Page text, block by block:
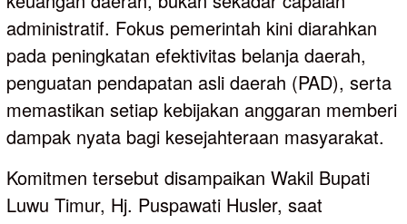
administratif. Fokus pemerintah kini diarahkan
pada peningkatan efektivitas belanja daerah,
penguatan pendapatan asli daerah (PAD), serta
memastikan setiap kebijakan anggaran memberi
dampak nyata bagi kesejahteraan masyarakat.
Komitmen tersebut disampaikan Wakil Bupati
Luwu Timur, Hj. Puspawati Husler, saat